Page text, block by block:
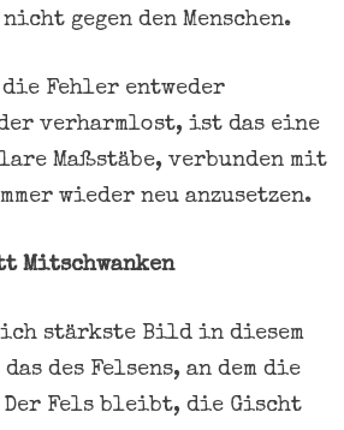
gegen den Menschen.
Fehler entweder
verharmlost, ist das eine
Maßstäbe, verbunden mit
wieder neu anzusetzen.
Mitschwanken
stärkste Bild in diesem
des Felsens, an dem die
Der Fels bleibt, die Gischt